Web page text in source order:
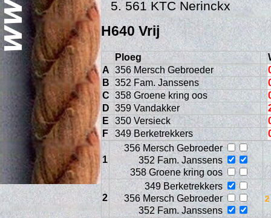
561 KTC Nerinckx
H640 Vrij
Ploeg
A 356 Mersch Gebroeder
B 352 Fam. Janssens
C 358 Groene kring oos
D 359 Vandakker
E
350 Versieck
F
349 Berketrekkers
1
356 Mersch Gebroeder
352 Fam. Janssens
358 Groene kring oos
2
349 Berketrekkers
356 Mersch Gebroeder
352 Fam. Janssens